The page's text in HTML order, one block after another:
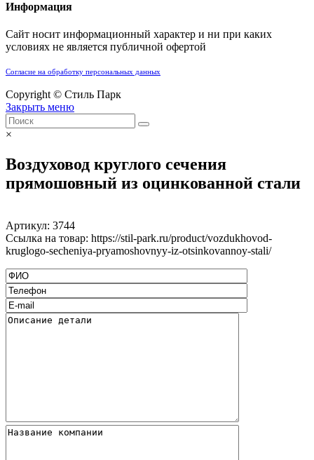
Информация
Сайт носит информационный характер и ни при каких
условиях не является публичной офертой
Согласие на обработку персональных данных
Copyright © Стиль Парк
Закрыть меню
×
Воздуховод круглого сечения
прямошовный из оцинкованной стали
Артикул: 3744
Ссылка на товар: https://stil-park.ru/product/vozdukhovod-
kruglogo-secheniya-pryamoshovnyy-iz-otsinkovannoy-stali/